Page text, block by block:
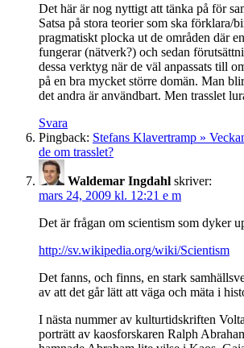
Det här är nog nyttigt att tänka på för
Satsa på stora teorier som ska förklara/
pragmatiskt plocka ut de områden där
fungerar (nätverk?) och sedan
dessa verktyg när de väl anpassats till
på en bra mycket större domän. Man
det andra är användbart. Men trasslet
Svara
Pingback: Stefans Klavertramp »
de om trasslet?
Waldemar Ingdahl skriver:
mars 24, 2009 kl. 12:21 e m
Det är frågan om scientism som dyker
http://sv.wikipedia.org/wiki/Scientism
Det fanns, och finns, en stark
av att det går lätt att väga och mäta i
I nästa nummer av kulturtidskriften
porträtt av kaosforskaren Ralph